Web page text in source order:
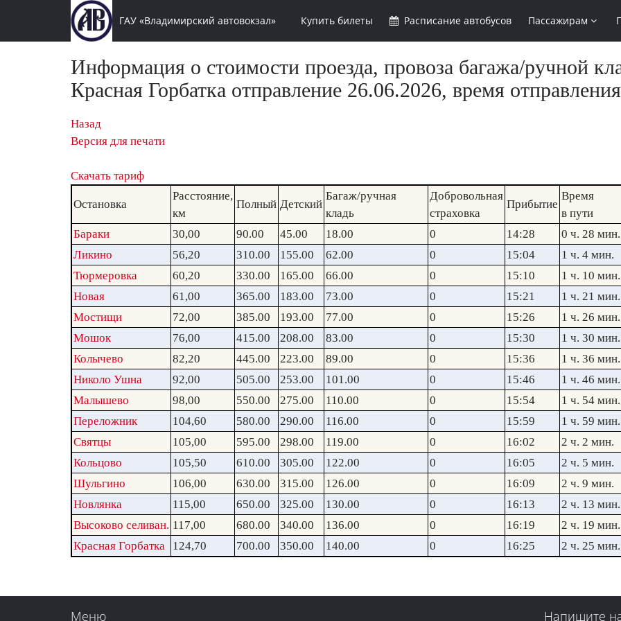
ГАУ «Владимирский автовокзал» Купить билеты Расписание автобусов Пассажирам
Информация о стоимости проезда, провоза багажа/ручной
Красная Горбатка отправление 26.06.2026, время
Назад
Версия для печати
Скачать тариф
Остановка
Расстояние,
км
Полный Детский
Багаж/ручная
кладь
Добровольная
страховка
Прибытие
Время
в пути
Бараки
30,00 90.00 45.00 18.00 0 14:28
0 ч. 28 мин.
Ликино
56,20 310.00 155.00 62.00 0 15:04
1 ч. 4 мин.
Тюрмеровка
60,20 330.00 165.00 66.00 0 15:10
1 ч. 10 мин.
Новая
61,00 365.00 183.00 73.00 0 15:21
1 ч. 21 мин.
Мостищи
72,00 385.00 193.00 77.00 0 15:26
1 ч. 26 мин.
Мошок
76,00 415.00 208.00 83.00 0 15:30
1 ч. 30 мин.
Колычево
82,20 445.00 223.00 89.00 0 15:36
1 ч. 36 мин.
Николо Ушна
92,00 505.00 253.00 101.00 0 15:46
1 ч. 46 мин.
Малышево
98,00 550.00 275.00 110.00 0 15:54
1 ч. 54 мин.
Переложник
104,60 580.00 290.00 116.00 0 15:59
1 ч. 59 мин.
Святцы
105,00 595.00 298.00 119.00 0 16:02
2 ч. 2 мин.
Кольцово
105,50 610.00 305.00 122.00 0 16:05
2 ч. 5 мин.
Шульгино
106,00 630.00 315.00 126.00 0 16:09
2 ч. 9 мин.
Новлянка
115,00 650.00 325.00 130.00 0 16:13
2 ч. 13 мин.
Высоково селиван. 117,00 680.00 340.00 136.00 0 16:19
2 ч. 19 мин.
Красная Горбатка
124,70 700.00 350.00 140.00 0 16:25 2 ч. 25 мин.
Меню Напишите